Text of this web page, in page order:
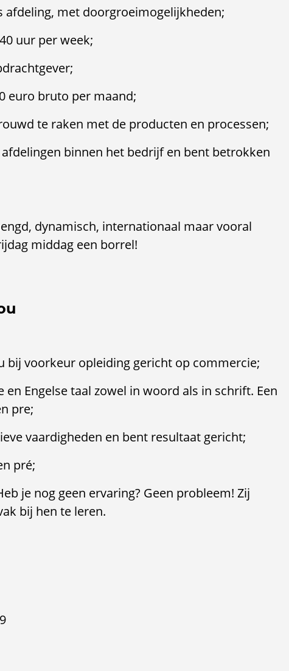
afdeling, met doorgroeimogelijkheden;
uur per week;
euro bruto per maand;
te raken met de producten en processen;
binnen het bedrijf en bent betrokken
dynamisch, internationaal maar vooral
middag een borrel!
bij voorkeur opleiding gericht op commercie;
en Engelse taal zowel in woord als in schrift. Een
pre;
vaardigheden en bent resultaat gericht;
pré;
je nog geen ervaring? Geen probleem! Zij
bij hen te leren.